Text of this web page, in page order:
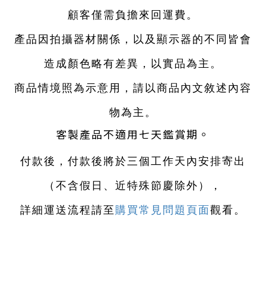
顧客僅需負擔來回運費。
產品因拍攝器材關係，以及顯示器的不同皆會
造成顏色略有差異，以實品為主。
商品情境照為示意用，請以商品內文敘述內容
物為主。
客製產品不適用七天鑑賞期。
付款後，付款後將於三個工作天內安排寄出
（不含假日、近特殊節慶除外） ，
詳細運送流程請至 購買常見問題頁面 觀看。